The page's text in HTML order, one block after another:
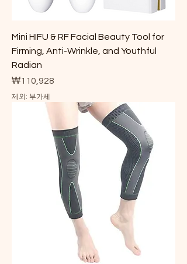
Mini HIFU & RF Facial Beauty Tool for
Firming, Anti-Wrinkle, and Youthful
Radian
가격
₩110,928
제외: 부가세